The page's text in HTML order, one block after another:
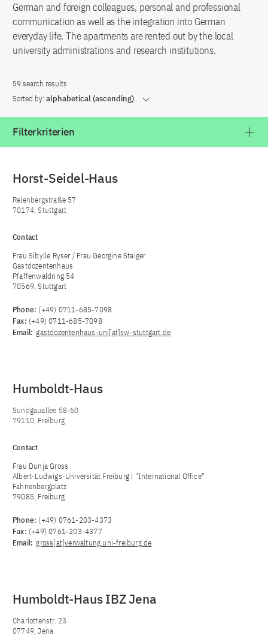
German and foreign colleagues, personal and professional
communication as well as the integration into German
everyday life. The apartments are rented out by the local
university administrations and research institutions.
59 search results
Sorted by: alphabetical (ascending)
Filterkriterien
Horst-Seidel-Haus
Relenbergstraße 57
70174, Stuttgart
Contact
Frau Sibylle Ryser / Frau Georgine Staiger
Gastdozentenhaus
Pfaffenwaldring 54
70569, Stuttgart
Phone: (+49) 0711-685-7098
Fax: (+49) 0711-685-7098
Email: gastdozentenhaus-uni[at]sw-stuttgart.de
Humboldt-Haus
Sundgauallee 58-60
79110, Freiburg
Contact
Frau Dunja Gross
Albert-Ludwigs-Universität Freiburg | "International Office"
Fahnenbergplatz
79085, Freiburg
Phone: (+49) 0761-203-4373
Fax: (+49) 0761-203-4377
Email: gross[at]verwaltung.uni-freiburg.de
Humboldt-Haus IBZ Jena
Charlottenstr. 23
07749, Jena